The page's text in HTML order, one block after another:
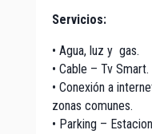
Servicios:
• Agua, luz y gas.
• Cable – Tv Smart.
• Conexión a
zonas comunes.
• Parking –